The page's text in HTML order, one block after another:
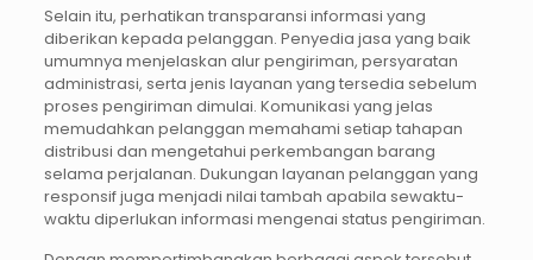
Selain itu, perhatikan transparansi informasi yang
diberikan kepada pelanggan. Penyedia jasa yang baik
umumnya menjelaskan alur pengiriman, persyaratan
administrasi, serta jenis layanan yang tersedia sebelum
proses pengiriman dimulai. Komunikasi yang jelas
memudahkan pelanggan memahami setiap tahapan
distribusi dan mengetahui perkembangan barang
selama perjalanan. Dukungan layanan pelanggan yang
responsif juga menjadi nilai tambah apabila sewaktu-
waktu diperlukan informasi mengenai status pengiriman.